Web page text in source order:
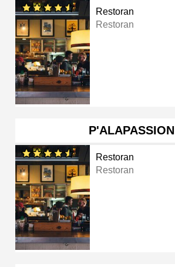
Restoran
Restoran
P'ALAPASSION
Restoran
Restoran